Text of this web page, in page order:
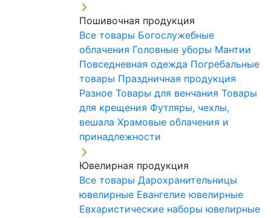
Пошивочная продукция
Все товары Богослужебные
облачения Головные уборы Мантии
Повседневная одежда Погребальные
товары Праздничная продукция
Разное Товары для венчания Товары
для крещения Футляры, чехлы,
вешала Храмовые облачения и
принадлежности
Ювелирная продукция
Все товары Дарохранительницы
ювелирные Евангелие ювелирные
Евхаристические наборы ювелирные